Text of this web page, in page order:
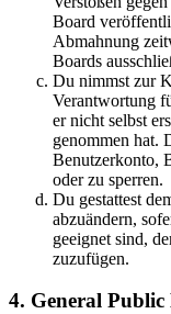
Board
Abmahnung
Boards
Du nimmst zur
Verantwortung
er nicht selbst
genommen hat.
Benutzerkonto,
oder zu sperren.
Du gestattest
abzuändern,
geeignet sind,
zuzufügen.
4. General Public